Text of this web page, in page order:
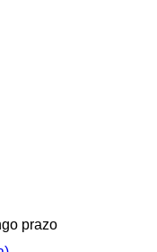
prazo